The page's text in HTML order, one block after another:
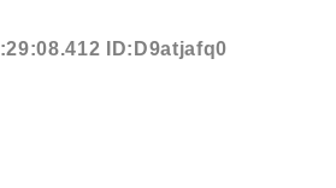
ID:D9atjafq0